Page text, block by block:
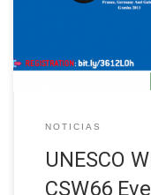
la gestión del riesgo
NOTICIAS
UNESCO
CSW66